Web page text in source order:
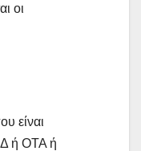
οι
είναι
ή ΟΤΑ ή